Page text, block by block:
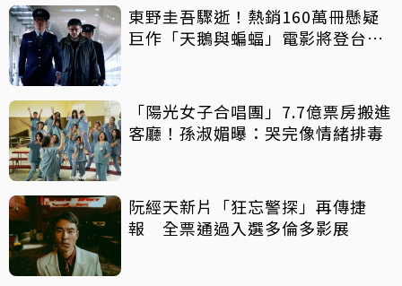
東野圭吾驟逝！熱銷160萬冊懸疑
巨作「天鵝與蝙蝠」電影將登台上
「陽光女子合唱團」7.7億票房搬進
客廳！孫淑媚曝：哭完像情緒排毒
阮經天新片「狂忘警探」再傳捷
報 全票通過入選多倫多影展